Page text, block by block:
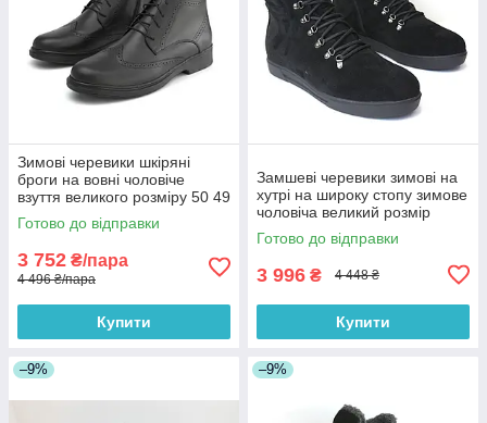
Зимові черевики шкіряні
броги на вовні чоловіче
взуття великого розміру 50 49
48 47 46 Rosso Avangard
Winter Brogues Leather BS
Готово до відправки
3 752 ₴/пара
4 496 ₴/пара
Купити
Замшеві черевики зимові на
хутрі на широку стопу зимове
чоловіча великий розмір
Rosso Avangard Rangers Vel
BS
Готово до відправки
3 996 ₴ 4 448 ₴
Купити
–9% –9%